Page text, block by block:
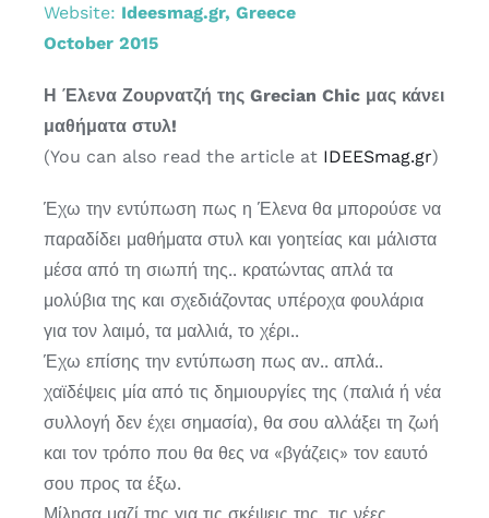
Website: Ideesmag.gr, Greece
October 2015
Η Έλενα Ζουρνατζή της Grecian Chic μας κάνει
μαθήματα στυλ!
(You can also read the article at IDEESmag.gr)
Έχω την εντύπωση πως η Έλενα θα μπορούσε να
παραδίδει μαθήματα στυλ και γοητείας και μάλιστα
μέσα από τη σιωπή της.. κρατώντας απλά τα
μολύβια της και σχεδιάζοντας υπέροχα φουλάρια
για τον λαιμό, τα μαλλιά, το χέρι..
Έχω επίσης την εντύπωση πως αν.. απλά..
χαϊδέψεις μία από τις δημιουργίες της (παλιά ή νέα
συλλογή δεν έχει σημασία), θα σου αλλάξει τη ζωή
και τον τρόπο που θα θες να «βγάζεις» τον εαυτό
σου προς τα έξω.